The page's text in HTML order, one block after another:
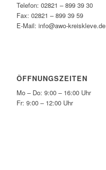
Telefon: 02821 – 899 39 30
Fax: 02821 – 899 39 59
E-Mail: info@awo-kreiskleve.de
ÖFFNUNGSZEITEN
Mo – Do: 9:00 – 16:00 Uhr
Fr: 9:00 – 12:00 Uhr